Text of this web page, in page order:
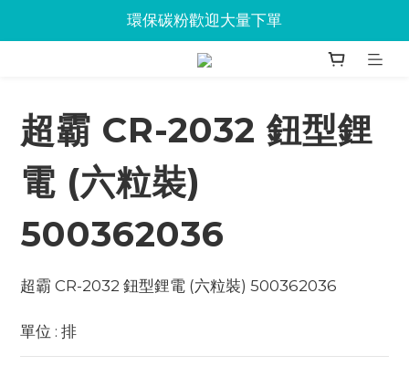
Jabra會議設備企業優惠已抵達Union
環保碳粉歡迎大量下單
Jabra會議設備企業優惠已抵達Union
超霸 CR-2032 鈕型鋰
電 (六粒裝)
500362036
超霸 CR-2032 鈕型鋰電 (六粒裝) 500362036
單位 : 排